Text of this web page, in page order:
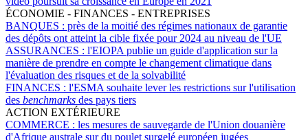
ÉCONOMIE - FINANCES - ENTREPRISES
BANQUES : près de la moitié des régimes nationaux de garantie
des dépôts ont atteint la cible fixée pour 2024 au niveau de l'UE
ASSURANCES : l'EIOPA publie un guide d'application sur la
manière de prendre en compte le changement climatique dans
l'évaluation des risques et de la solvabilité
FINANCES : l'ESMA souhaite lever les restrictions sur l'utilisation
des benchmarks des pays tiers
ACTION EXTÉRIEURE
COMMERCE : les mesures de sauvegarde de l'Union douanière
d'Afrique australe sur du poulet surgelé européen jugées